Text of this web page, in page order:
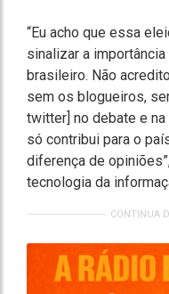
“Eu acho que essa
sinalizar a
brasileiro. Não
sem os blogueiros,
twitter] no debate e
só contribui para o
diferença de
tecnologia da
CONTINUA